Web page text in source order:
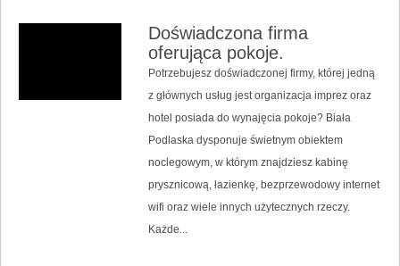
Doświadczona firma
oferująca pokoje.
Potrzebujesz doświadczonej firmy, której jedną
z głównych usług jest organizacja imprez oraz
hotel posiada do wynajęcia pokoje? Biała
Podlaska dysponuje świetnym obiektem
noclegowym, w którym znajdziesz kabinę
prysznicową, łazienkę, bezprzewodowy internet
wifi oraz wiele innych użytecznych rzeczy.
Każde...